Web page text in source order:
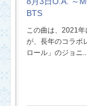
BTS
この曲は、2021
が、長年のコラボ
ロール」のジョニ